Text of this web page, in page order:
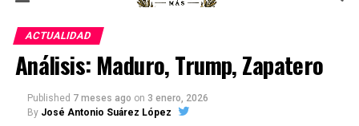
ACTUALIDAD
Análisis: Maduro, Trump, Zapatero
Published 7 meses ago on 3 enero, 2026
By José Antonio Suárez López